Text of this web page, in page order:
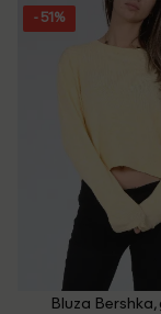
- 51%
Bluza Bershka,